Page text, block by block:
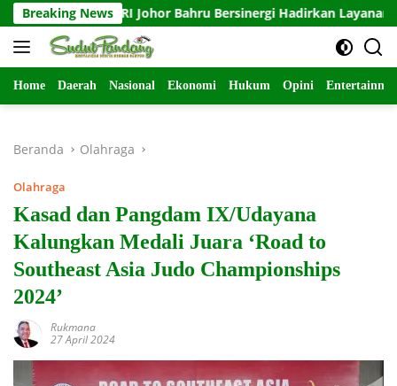
Langsung
ke
konten
Breaking News
dan KJRI Johor Bahru Bersinergi Hadirkan Layanan Isbat
Home Daerah Nasional Ekonomi Hukum Opini
Beranda Olahraga
Olahraga
Kasad dan Pangdam IX/Udayana
Kalungkan Medali Juara ‘Road to
Southeast Asia Judo Championships
2024’
Rukmana
27 April 2024